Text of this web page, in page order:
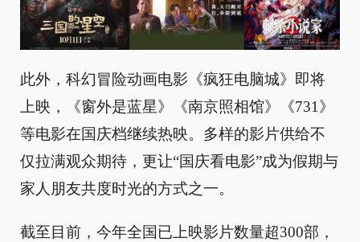
此外，科幻冒险动画电影《疯狂电脑城》即将
上映，《窗外是蓝星》《南京照相馆》《731》
等电影在国庆档继续热映。多样的影片供给不
仅拉满观众期待，更让“国庆看电影”成为假期与
家人朋友共度时光的方式之一。
截至目前，今年全国已上映影片数量超300部，